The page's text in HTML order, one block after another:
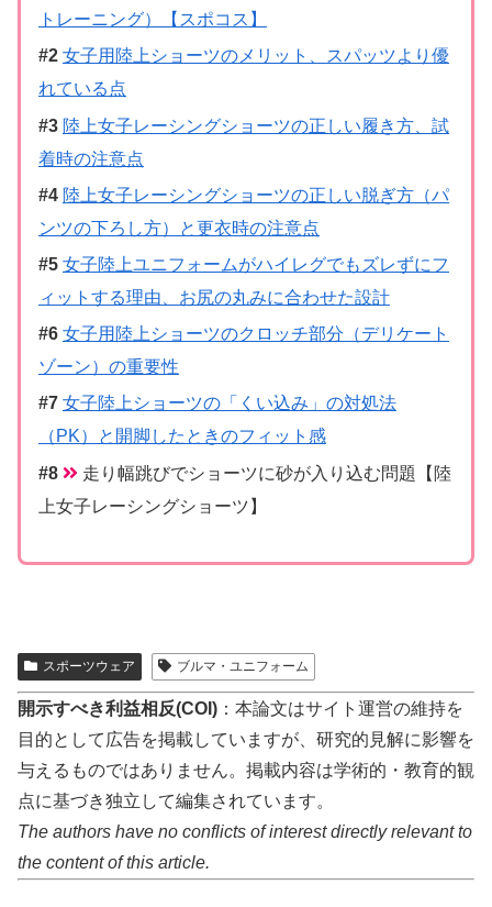
トレーニング）【スポコス】
女子用陸上ショーツのメリット、スパッツより優
れている点
陸上女子レーシングショーツの正しい履き方、試
着時の注意点
陸上女子レーシングショーツの正しい脱ぎ方（パ
ンツの下ろし方）と更衣時の注意点
女子陸上ユニフォームがハイレグでもズレずにフ
ィットする理由、お尻の丸みに合わせた設計
女子用陸上ショーツのクロッチ部分（デリケート
ゾーン）の重要性
女子陸上ショーツの「くい込み」の対処法
（PK）と開脚したときのフィット感
走り幅跳びでショーツに砂が入り込む問題【陸
上女子レーシングショーツ】
スポーツウェア ブルマ・ユニフォーム
開示すべき利益相反(COI) ：本論文はサイト運営の維持を
目的として広告を掲載していますが、研究的見解に影響を
与えるものではありません。掲載内容は学術的・教育的観
点に基づき独立して編集されています。
The authors have no conflicts of interest directly relevant to
the content of this article.